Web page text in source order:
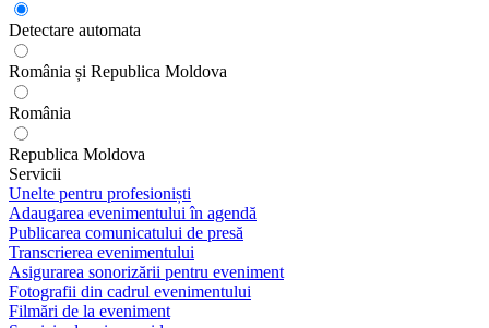
Detectare automata
România și Republica Moldova
România
Republica Moldova
Servicii
Unelte pentru profesioniști
Adaugarea evenimentului în agendă
Publicarea comunicatului de presă
Transcrierea evenimentului
Asigurarea sonorizării pentru eveniment
Fotografii din cadrul evenimentului
Filmări de la eveniment